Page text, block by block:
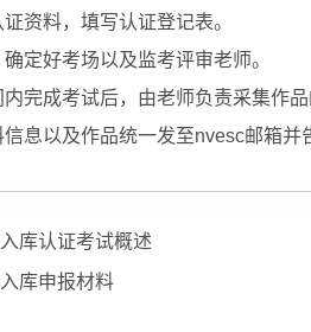
资料，填写认证登记表。
定好考场以及监考评审老师。
完成考试后，由老师负责采集作品
息以及作品统一发至nvesc邮箱并
库认证考试概述
库申报材料